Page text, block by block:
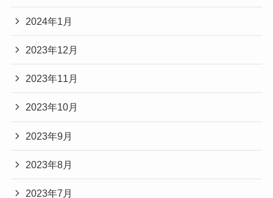
2024年1月
2023年12月
2023年11月
2023年10月
2023年9月
2023年8月
2023年7月